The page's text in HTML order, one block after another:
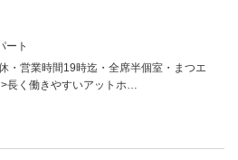
ート
・営業時間19時迄・全席半個室・まつエ
長く働きやすいアットホ…